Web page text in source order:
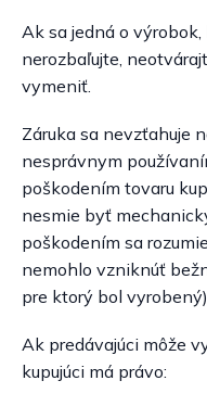
Ak sa jedná o
nerozbaľujte,
vymeniť.
Záruka sa nevzťahuje
nesprávnym
poškodením tovaru
nesmie byť
poškodením sa
nemohlo vzniknúť
pre ktorý bol
Ak predávajúci môže
kupujúci má právo: